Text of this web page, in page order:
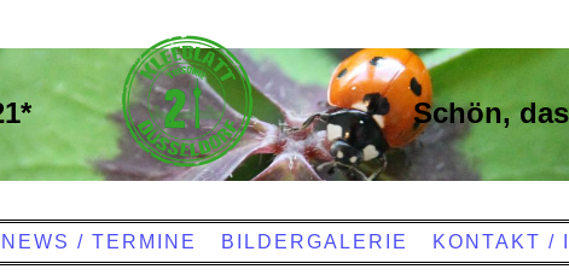
Schön,
NEWS / TERMINE BILDERGALERIE KONTAKT /